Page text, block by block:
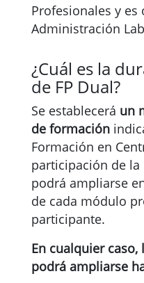
Profesionales y
Administración
¿Cuál es la
de FP Dual?
Se establecerá un
de formación
Formación en
participación de la
podrá ampliarse
de cada módulo
participante.
En cualquier
podrá ampliarse